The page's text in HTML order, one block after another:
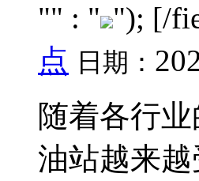
"" : " "); [/
点 日期：
随着各行
油站越来